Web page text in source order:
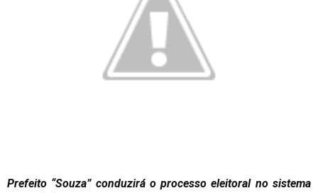
Prefeito “Souza” conduzirá o processo eleitoral no sistema